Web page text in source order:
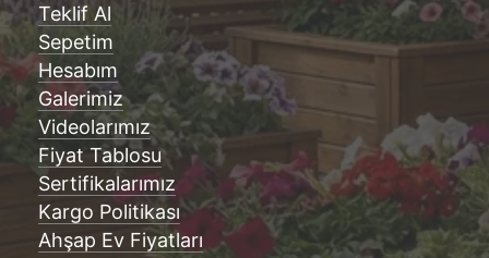
Teklif Al
Sepetim
Hesabım
Galerimiz
Videolarımız
Fiyat Tablosu
Sertifikalarımız
Kargo Politikası
Ahşap Ev Fiyatları